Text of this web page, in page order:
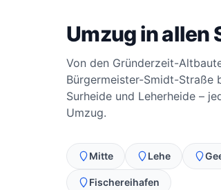
Umzug in allen
Von den Gründerzeit-
Bürgermeister-Smidt-Straße
Surheide und Leherheide –
Umzug.
Mitte Lehe
Fischereihafen